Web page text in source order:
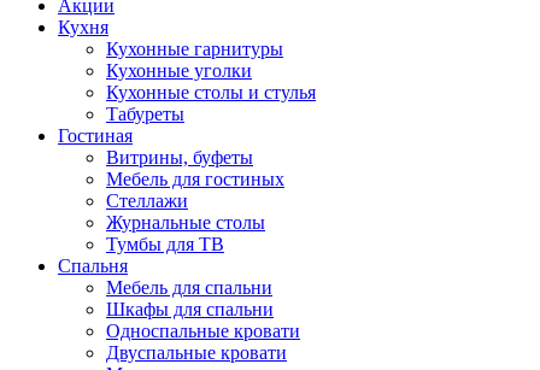
Акции
Кухня
Кухонные гарнитуры
Кухонные уголки
Кухонные столы и стулья
Табуреты
Гостиная
Витрины, буфеты
Мебель для гостиных
Стеллажи
Журнальные столы
Тумбы для ТВ
Спальня
Мебель для спальни
Шкафы для спальни
Односпальные кровати
Двуспальные кровати